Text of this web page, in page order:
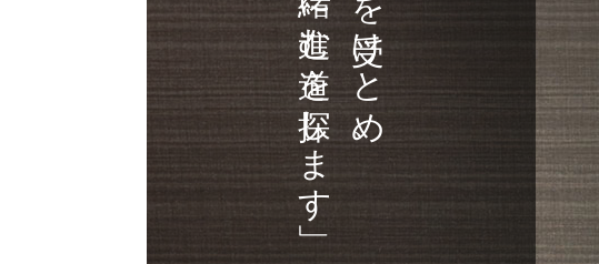
一緒に進む道を探します」